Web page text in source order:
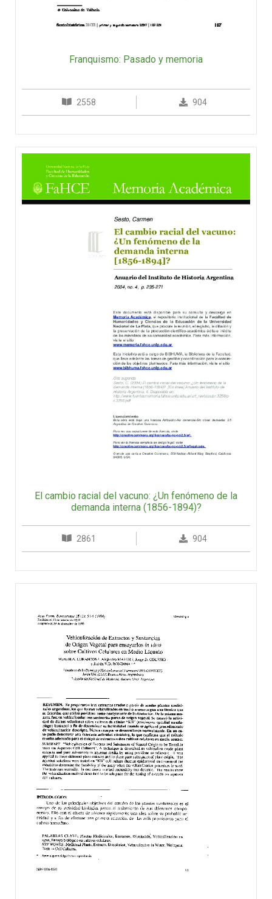
Franquismo: Pasado y memoria
2558 904
El cambio racial del vacuno: ¿Un fenómeno de la
demanda interna (1856-1894)?
2861 904